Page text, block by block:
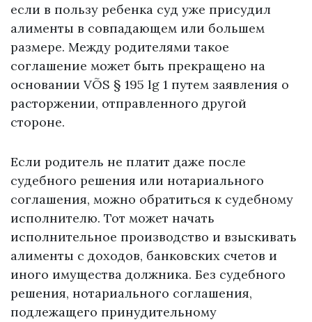
если в пользу ребенка суд уже присудил
алименты в совпадающем или большем
размере. Между родителями такое
соглашение может быть прекращено на
основании VÕS § 195 lg 1 путем заявления о
расторжении, отправленного другой
стороне.
Если родитель не платит даже после
судебного решения или нотариального
соглашения, можно обратиться к судебному
исполнителю. Тот может начать
исполнительное производство и взыскивать
алименты с доходов, банковских счетов и
иного имущества должника. Без судебного
решения, нотариального соглашения,
подлежащего принудительному